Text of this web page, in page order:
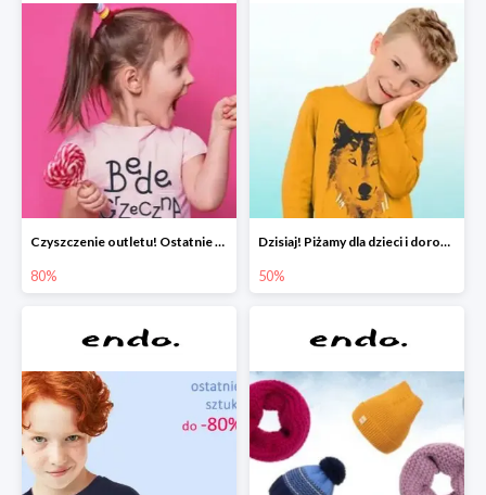
Czyszczenie outletu! Ostatnie sztuki do -80%
80%
Dzisiaj! Piżamy dla dzieci i dorosłych -50%
50%